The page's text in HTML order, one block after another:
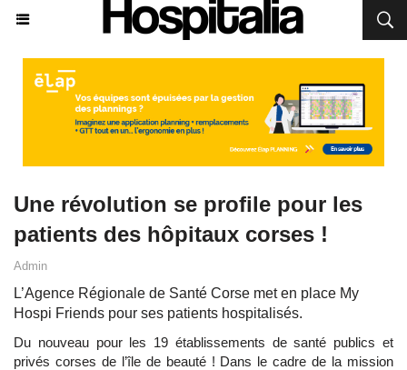
Une révolution se profile pour les
patients des hôpitaux corses !
Admin
L’Agence Régionale de Santé Corse met en place My
Hospi Friends pour ses patients hospitalisés.
Du nouveau pour les 19 établissements de santé publics et
privés corses de l’île de beauté ! Dans le cadre de la mission